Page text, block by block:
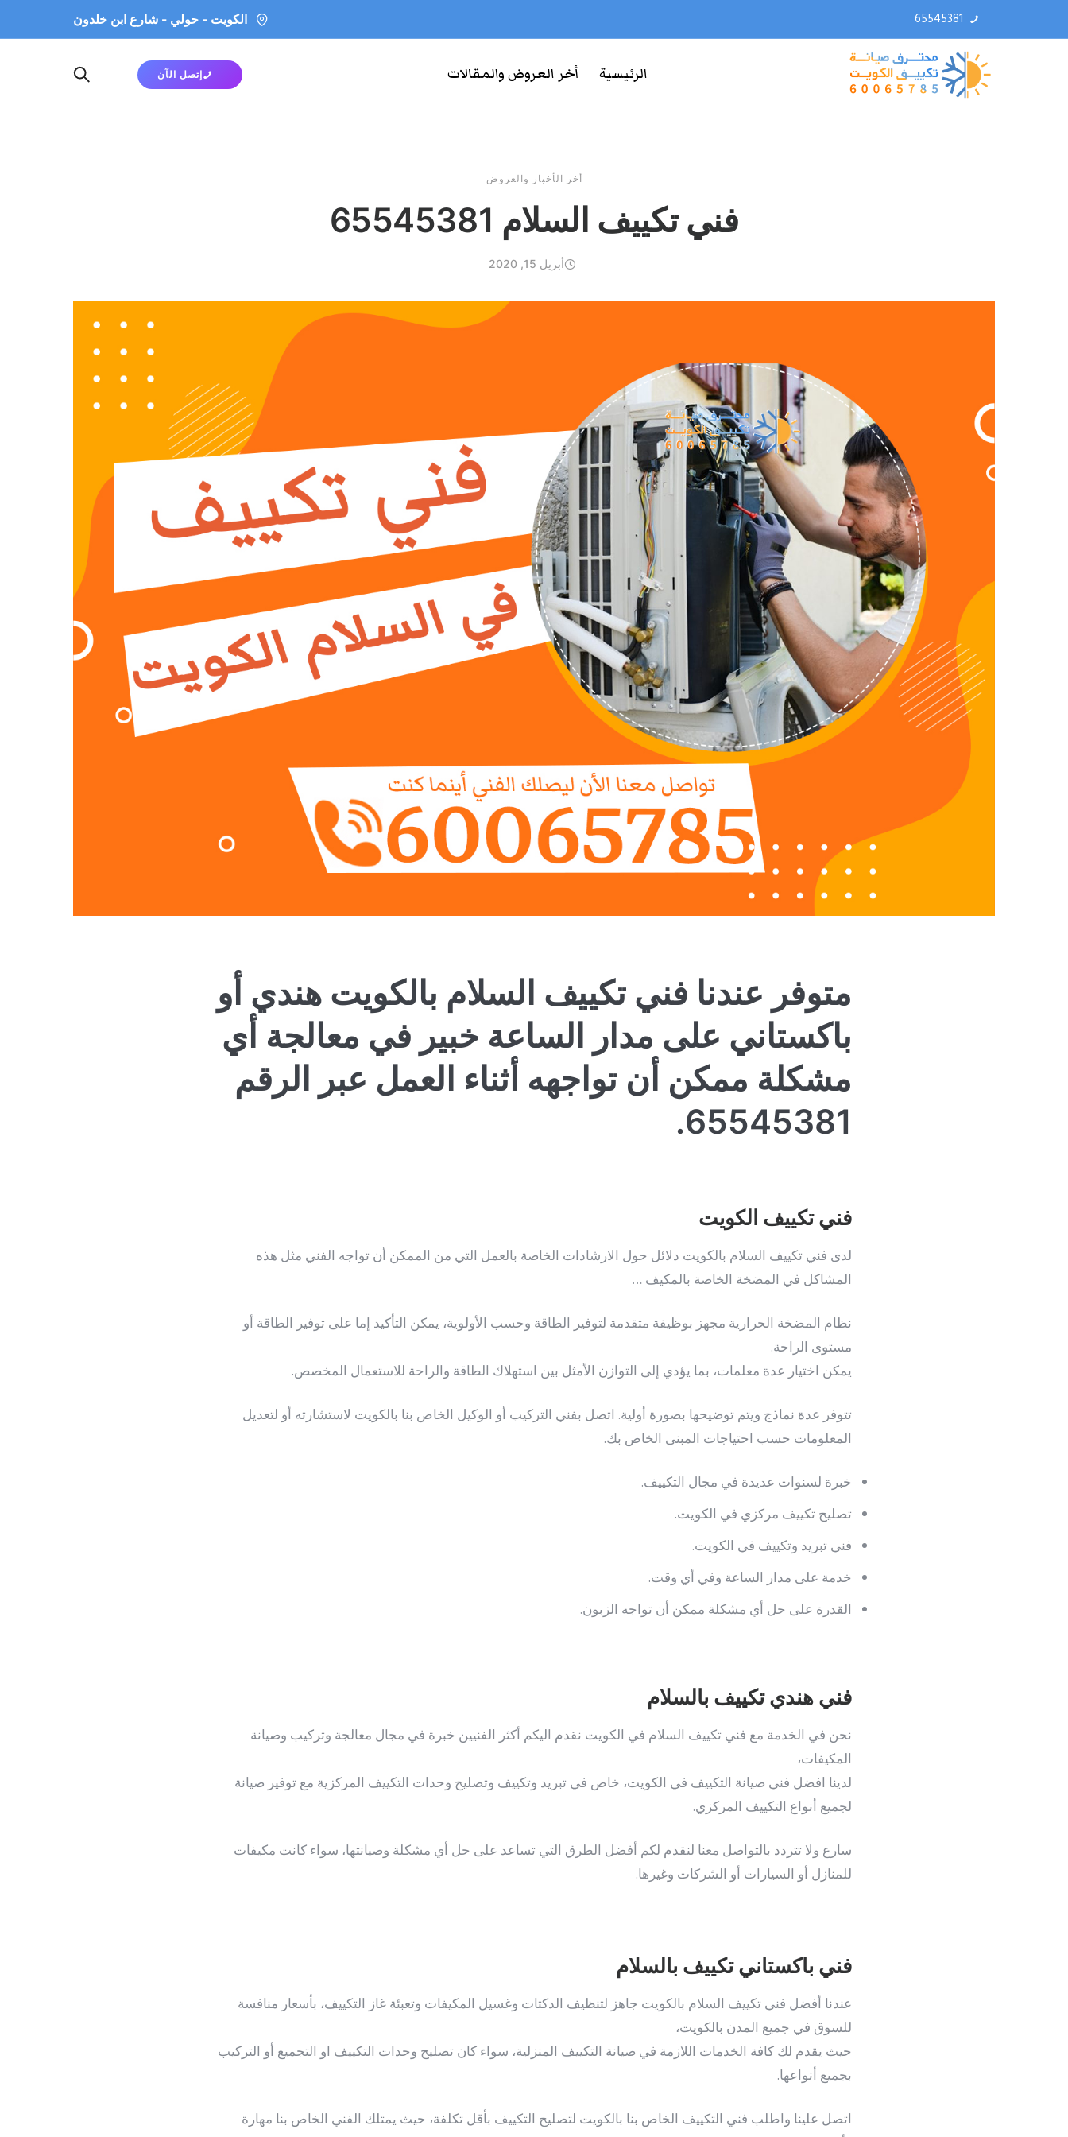
65545381 الكويت - حولي - شارع ابن خلدون
الرئيسية أخر العروض والمقالات إتصل الآن
أخر الأخبار والعروض
فني تكييف السلام 65545381
أبريل 15, 2020
متوفر عندنا فني تكييف السلام بالكويت هندي أو
باكستاني على مدار الساعة خبير في معالجة أي
مشكلة ممكن أن تواجهه أثناء العمل عبر الرقم
65545381.
فني تكييف الكويت
لدى فني تكييف السلام بالكويت دلائل حول الارشادات الخاصة بالعمل التي من الممكن أن تواجه الفني مثل هذه
المشاكل في المضخة الخاصة بالمكيف …
نظام المضخة الحرارية مجهز بوظيفة متقدمة لتوفير الطاقة وحسب الأولوية، يمكن التأكيد إما على توفير الطاقة أو
مستوى الراحة.
يمكن اختيار عدة معلمات، بما يؤدي إلى التوازن الأمثل بين استهلاك الطاقة والراحة للاستعمال المخصص.
تتوفر عدة نماذج ويتم توضيحها بصورة أولية. اتصل بفني التركيب أو الوكيل الخاص بنا بالكويت لاستشارته أو لتعديل
المعلومات حسب احتياجات المبنى الخاص بك.
خبرة لسنوات عديدة في مجال التكييف.
تصليح تكييف مركزي في الكويت.
فني تبريد وتكييف في الكويت.
خدمة على مدار الساعة وفي أي وقت.
القدرة على حل أي مشكلة ممكن أن تواجه الزبون.
فني هندي تكييف بالسلام
نحن في الخدمة مع فني تكييف السلام في الكويت نقدم اليكم أكثر الفنيين خبرة في مجال معالجة وتركيب وصيانة
المكيفات،
لدينا افضل فني صيانة التكييف في الكويت، خاص في تبريد وتكييف وتصليح وحدات التكييف المركزية مع توفير صيانة
لجميع أنواع التكييف المركزي.
سارع ولا تتردد بالتواصل معنا لنقدم لكم أفضل الطرق التي تساعد على حل أي مشكلة وصيانتها، سواء كانت مكيفات
للمنازل أو السيارات أو الشركات وغيرها.
فني باكستاني تكييف بالسلام
عندنا أفضل فني تكييف السلام بالكويت جاهز لتنظيف الدكتات وغسيل المكيفات وتعبئة غاز التكييف، بأسعار منافسة
للسوق في جميع المدن بالكويت،
حيث يقدم لك كافة الخدمات اللازمة في صيانة التكييف المنزلية، سواء كان تصليح وحدات التكييف او التجميع أو التركيب
بجميع أنواعها.
اتصل علينا واطلب فني التكييف الخاص بنا بالكويت لتصليح التكييف بأقل تكلفة، حيث يمتلك الفني الخاص بنا مهارة